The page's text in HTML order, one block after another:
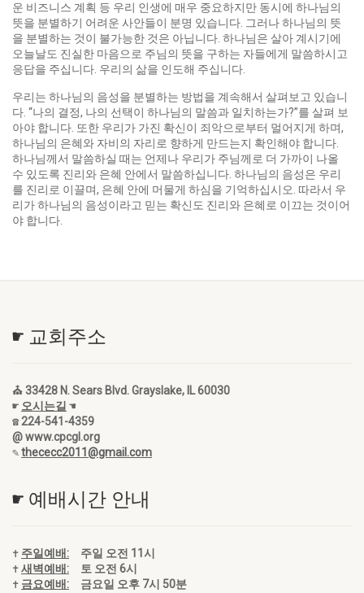
운 비즈니스 계획 등 우리 인생에 매우 중요하지만 동시에 하나님의
뜻을 분별하기 어려운 사안들이 분명 있습니다. 그러나 하나님의 뜻
을 분별하는 것이 불가능한 것은 아닙니다. 하나님은 살아 계시기에
오늘날도 진실한 마음으로 주님의 뜻을 구하는 자들에게 말씀하시고
응답을 주십니다. 우리의 삶을 인도해 주십니다.
우리는 하나님의 음성을 분별하는 방법을 계속해서 살펴보고 있습니
다. “나의 결정, 나의 선택이 하나님의 말씀과 일치하는가?”를 살펴 보
아야 합니다. 또한 우리가 가진 확신이 죄악으로부터 멀어지게 하며,
하나님의 은혜와 자비의 자리로 향하게 만드는지 확인해야 합니다.
하나님께서 말씀하실 때는 언제나 우리가 주님께로 더 가까이 나올
수 있도록 진리와 은혜 안에서 말씀하십니다. 하나님의 음성은 우리
를 진리로 이끌며, 은혜 안에 머물게 하심을 기억하십시오. 따라서 우
리가 하나님의 음성이라고 믿는 확신도 진리와 은혜로 이끄는 것이어
야 합니다.
☛ 교회주소
⛪ 33428 N. Sears Blvd. Grayslake, IL 60030
☛ 오시는길 ☚
☎ 224-541-4359
@ www.cpcgl.org
✎thececc2011@gmail.com
☛ 예배시간 안내
✝ 주일예배:
주일 오전 11시
✝새벽예배:
토 오전 6시
✝ 금요예배: 금요일 오후 7시 50분